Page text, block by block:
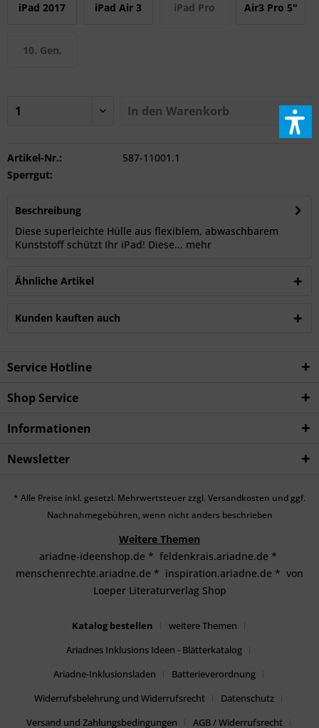
iPad 2017
iPad Air 3 iPad Pro Air3 Pro 5"
10. Gen.
In den Warenkorb
Artikel-Nr.:
587-11001.1
Sperrgut:
Beschreibung
Diese superleichte Hülle aus flexiblem, abwaschbarem
Kunststoff schützt Ihr iPad! Diese... mehr
Ähnliche Artikel
Kunden kauften auch
Service Hotline
Shop Service
Informationen
Newsletter
* Alle Preise inkl. gesetzl. Mehrwertsteuer zzgl. Versandkosten und ggf.
Nachnahmegebühren, wenn nicht anders beschrieben
Weitere Themen
ariadne-ideenshop.de * feldenkrais.ariadne.de *
menschenrechte.ariadne.de * inspiration.ariadne.de * von
Loeper Literaturverlag Shop
Katalog bestellen
weitere Themen
Ariadnes Inklusions Ideen - Blätterkatalog
Ariadne-Inklusionsladen
Batterieverordnung
Widerrufsbelehrung und Widerrufsrecht
Datenschutz
Versand und Zahlungsbedingungen
AGB / Widerrufsrecht